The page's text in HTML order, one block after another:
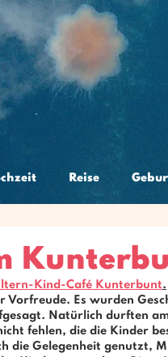
Reise
Kind-Café Kunterbunt.
Es wurden
Natürlich durften am
fehlen, die die Kinder
die Gelegenheit genutzt,